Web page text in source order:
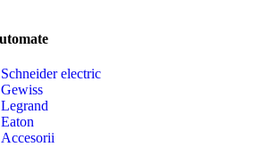
Schneider electric
Gewiss
Legrand
Eaton
Accesorii